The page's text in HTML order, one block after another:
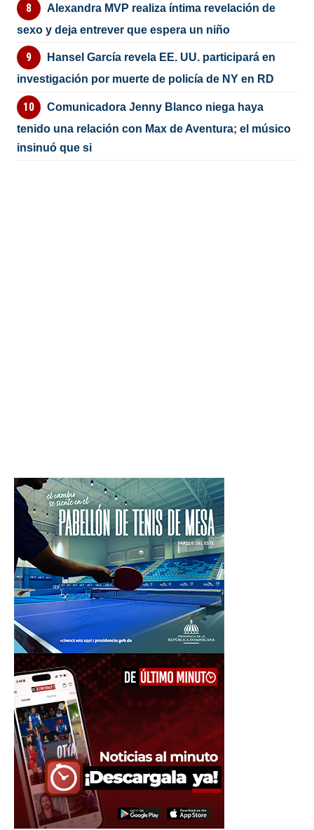
Alexandra MVP realiza íntima revelación de
sexo y deja entrever que espera un niño
Hansel García revela EE. UU. participará en
investigación por muerte de policía de NY en RD
Comunicadora Jenny Blanco niega haya
tenido una relación con Max de Aventura; el músico
insinuó que si